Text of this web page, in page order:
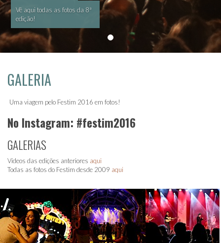
Vê aqui todas as fotos da 8ª
edição!
GALERIA
Uma viagem pelo Festim 2016 em fotos!
No Instagram: #festim2016
GALERIAS
Vídeos das edições anteriores aqui
Todas as fotos do Festim desde 2009 aqui